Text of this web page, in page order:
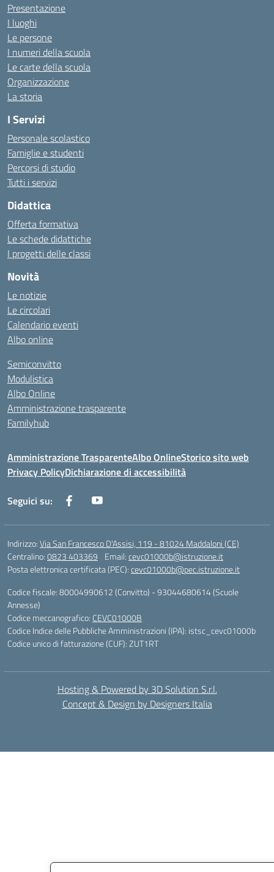
Presentazione
I luoghi
Le persone
I numeri della scuola
Le carte della scuola
Organizzazione
La storia
I Servizi
Personale scolastico
Famiglie e studenti
Percorsi di studio
Tutti i servizi
Didattica
Offerta formativa
Le schede didattiche
I progetti delle classi
Novità
Le notizie
Le circolari
Calendario eventi
Albo online
Semiconvitto
Modulistica
Albo Online
Amministrazione trasparente
Familyhub
Amministrazione TrasparenteAlbo OnlineStorico sito web
Privacy PolicyDichiarazione di accessibilità
Seguici su:
Indirizzo:Via San Francesco D'Assisi, 119 - 81024 Maddaloni (CE)
Centralino:0823 403369 Email:cevc01000b@istruzione.it
Posta elettronica certificata (PEC):cevc01000b@pec.istruzione.it
Codice fiscale: 80004990612 (Convitto) - 93044680614 (Scuole
Annesse)
Codice meccanografico: CEVC01000B
Codice Indice delle Pubbliche Amministrazioni (IPA): istsc_cevc01000b
Codice unico di fatturazione (CUF): ZUT1RT
Hosting & Powered by 3D Solution S.r.l.
Concept & Design by Designers Italia